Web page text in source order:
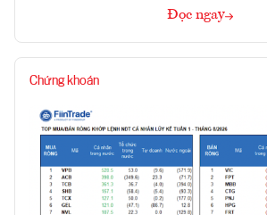
Đọc ngay
Chứng khoán